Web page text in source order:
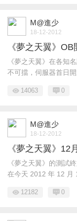
M@進少
18-12-2012
《夢之天翼》
《夢之天翼》在各知
不可擋，伺服器首日開
14063 0
M@進少
18-12-2012
《夢之天翼》12
《夢之天翼》的測試
在今天 2012 年 12 月
12182 0